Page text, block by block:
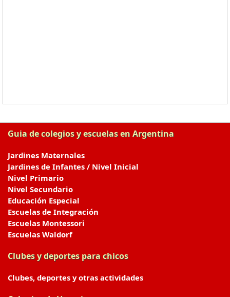
Guia de colegios y escuelas en Argentina
Jardines Maternales
Jardines de Infantes / Nivel Inicial
Nivel Primario
Nivel Secundario
Educación Especial
Escuelas de Integración
Escuelas Montessori
Escuelas Waldorf
Clubes y deportes para chicos
Clubes, deportes y otras actividades